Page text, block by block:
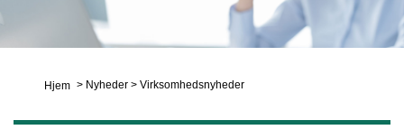
Hjem > Nyheder > Virksomhedsnyheder